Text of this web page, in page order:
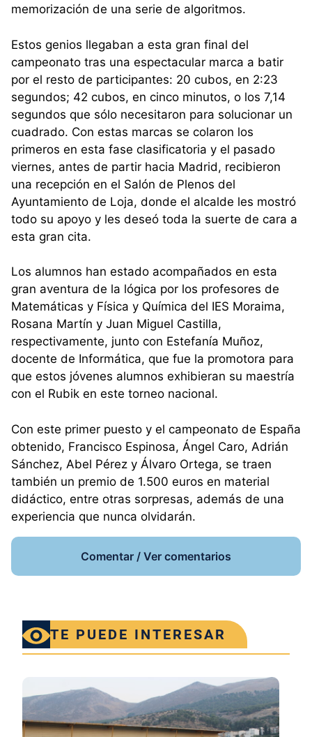
memorización de una serie de algoritmos.
Estos genios llegaban a esta gran final del
campeonato tras una espectacular marca a batir
por el resto de participantes: 20 cubos, en 2:23
segundos; 42 cubos, en cinco minutos, o los 7,14
segundos que sólo necesitaron para solucionar un
cuadrado. Con estas marcas se colaron los
primeros en esta fase clasificatoria y el pasado
viernes, antes de partir hacia Madrid, recibieron
una recepción en el Salón de Plenos del
Ayuntamiento de Loja, donde el alcalde les mostró
todo su apoyo y les deseó toda la suerte de cara a
esta gran cita.
Los alumnos han estado acompañados en esta
gran aventura de la lógica por los profesores de
Matemáticas y Física y Química del IES Moraima,
Rosana Martín y Juan Miguel Castilla,
respectivamente, junto con Estefanía Muñoz,
docente de Informática, que fue la promotora para
que estos jóvenes alumnos exhibieran su maestría
con el Rubik en este torneo nacional.
Con este primer puesto y el campeonato de España
obtenido, Francisco Espinosa, Ángel Caro, Adrián
Sánchez, Abel Pérez y Álvaro Ortega, se traen
también un premio de 1.500 euros en material
didáctico, entre otras sorpresas, además de una
experiencia que nunca olvidarán.
Comentar / Ver comentarios
TE PUEDE INTERESAR